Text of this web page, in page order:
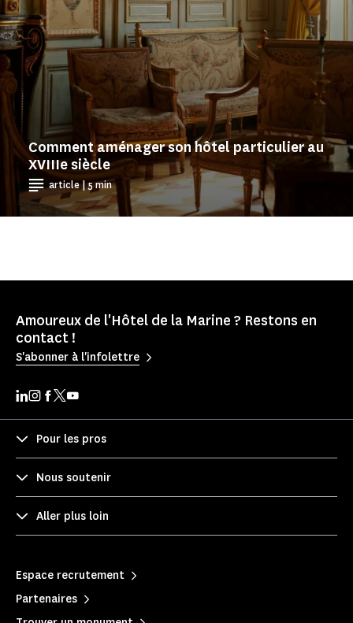
Comment aménager son hôtel particulier au
XVIIIe siècle
article | 5 min
Amoureux de l'Hôtel de la Marine ? Restons en
contact !
S'abonner à l'infolettre
Pour les pros
Nous soutenir
Aller plus loin
Espace recrutement
Partenaires